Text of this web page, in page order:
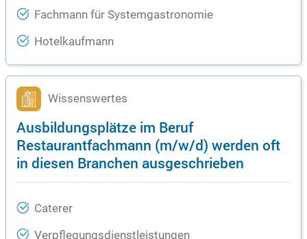
Fachmann für Systemgastronomie
Hotelkaufmann
Wissenswertes
Ausbildungsplätze im Beruf
Restaurantfachmann (m/w/d) werden oft
in diesen Branchen ausgeschrieben
Caterer
Verpflegungsdienstleistungen